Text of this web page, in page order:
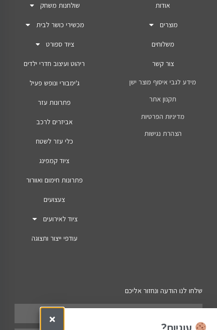
אודות
מוצרים
משלוחים
צור קשר
מידע לגבי איסוף מוצר ישן
תקנון אתר
מדיניות הפרטיות
הצהרת נגישות
שולחנות משחק
מכשירי כושר לבית
ציוד ספורט
ריהוט ועיצוב חדרי ילדים
ג'ימבורי ונופש פעיל
פתרונות עזר
אביזרים לרכב
כלי עזר לשטח
ציוד קמפינג
פתרונות חימום ואוורור
צעצועים
ציוד לאירועים
עודפי ייצור ותצוגה
שלחו לנו הודעה ונחזור אליכם